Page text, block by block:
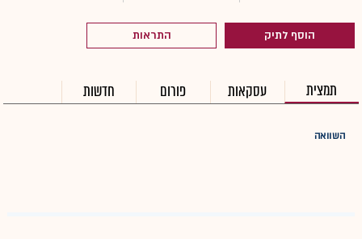
הוסף לתיק התראות
תמצית עסקאות פורום חדשות
השוואה